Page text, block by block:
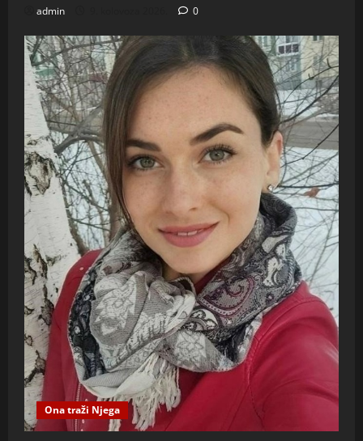
admin 0
Ona traži Njega